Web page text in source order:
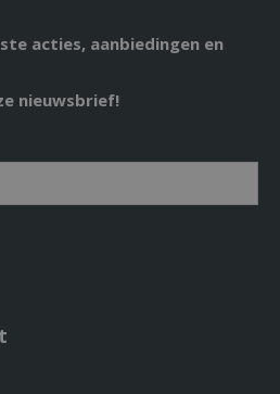
acties, aanbiedingen en
nieuwsbrief!